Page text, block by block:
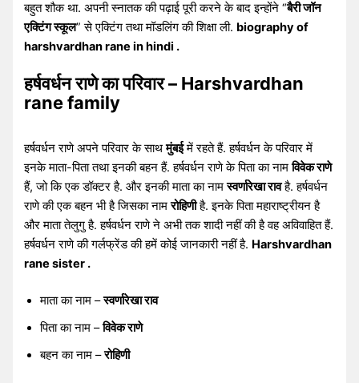
बहुत शौक था. अपनी स्नातक की पढ़ाई पूरी करने के बाद इन्होंने “बैरी जॉन
एक्टिंग स्कूल” से एक्टिंग तथा मॉडलिंग की शिक्षा ली. biography of
harshvardhan rane in hindi .
हर्षवर्धन राणे का परिवार – Harshvardhan
rane family
हर्षवर्धन राणे अपने परिवार के साथमुंबईमें रहते हैं. हर्षवर्धन के परिवार में
इनके माता-पिता तथा इनकी बहन हैं. हर्षवर्धन राणे के पिता का नामविवेक राणे
हैं, जो कि एक डॉक्टर है. और इनकी माता का नामस्वर्णारेखा रावहै. हर्षवर्धन
राणे की एक बहन भी है जिसका नामरोहिणीहै. इनके पिता महाराष्ट्रीयन है
और माता तेलुगु है. हर्षवर्धन राणे ने अभी तक शादी नहीं की है वह अविवाहित हैं.
हर्षवर्धन राणे की गर्लफ्रेंड की हमें कोई जानकारी नहीं है. Harshvardhan
rane sister .
माता का नाम –स्वर्णारेखा राव
पिता का नाम –विवेक राणे
बहन का नाम –रोहिणी